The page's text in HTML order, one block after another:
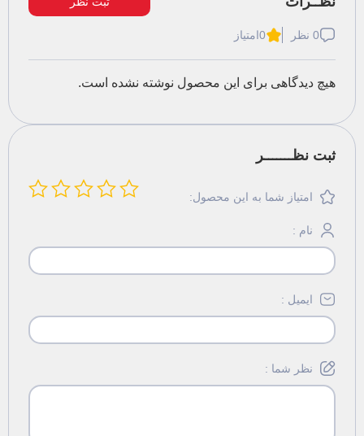
0 نظر 0امتیاز
هیچ دیدگاهی برای این محصول نوشته نشده است.